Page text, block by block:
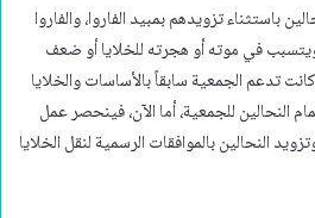
باستثناء تزويدهم بمبيد الفاروا، والفاروا
في موته أو هجرته للخلايا أو ضعف
تدعم الجمعية سابقاً بالأساسات والخلايا
النحالين للجمعية، أما الآن، فينحصر عمل
النحالين بالموافقات الرسمية لنقل الخلايا